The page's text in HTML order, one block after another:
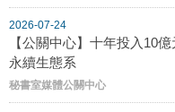
2026-07-24
【公關中心】十年投入10
永續生態系
秘書室媒體公關中心